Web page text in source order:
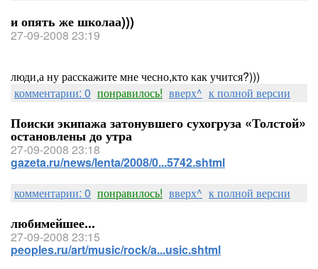
и опять же школаа)))
27-09-2008 23:19
люди,а ну расскажите мне чесно,кто как учится?)))
комментарии: 0 понравилось! вверх^ к полной версии
Поиски экипажа затонувшего сухогруза «Толстой»
остановлены до утра
27-09-2008 23:18
gazeta.ru/news/lenta/2008/0...5742.shtml
комментарии: 0 понравилось! вверх^ к полной версии
любимейшее...
27-09-2008 23:15
peoples.ru/art/music/rock/a...usic.shtml